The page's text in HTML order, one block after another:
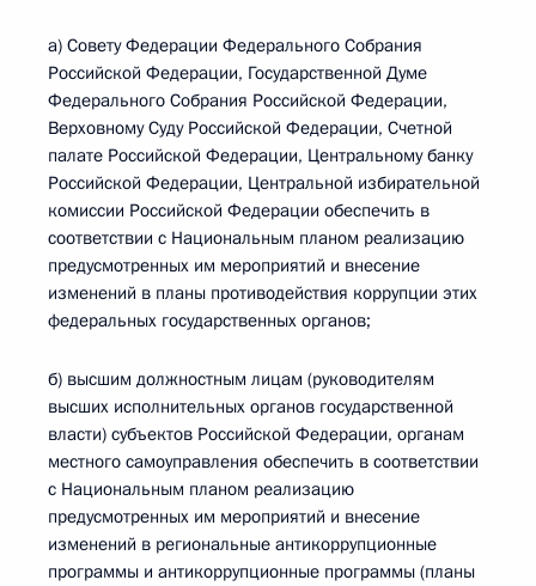
а) Совету Федерации Федерального Собрания
Российской Федерации, Государственной Думе
Федерального Собрания Российской Федерации,
Верховному Суду Российской Федерации, Счетной
палате Российской Федерации, Центральному банку
Российской Федерации, Центральной избирательной
комиссии Российской Федерации обеспечить в
соответствии с Национальным планом реализацию
предусмотренных им мероприятий и внесение
изменений в планы противодействия коррупции этих
федеральных государственных органов;
б) высшим должностным лицам (руководителям
высших исполнительных органов государственной
власти) субъектов Российской Федерации, органам
местного самоуправления обеспечить в соответствии
с Национальным планом реализацию
предусмотренных им мероприятий и внесение
изменений в региональные антикоррупционные
программы и антикоррупционные программы (планы